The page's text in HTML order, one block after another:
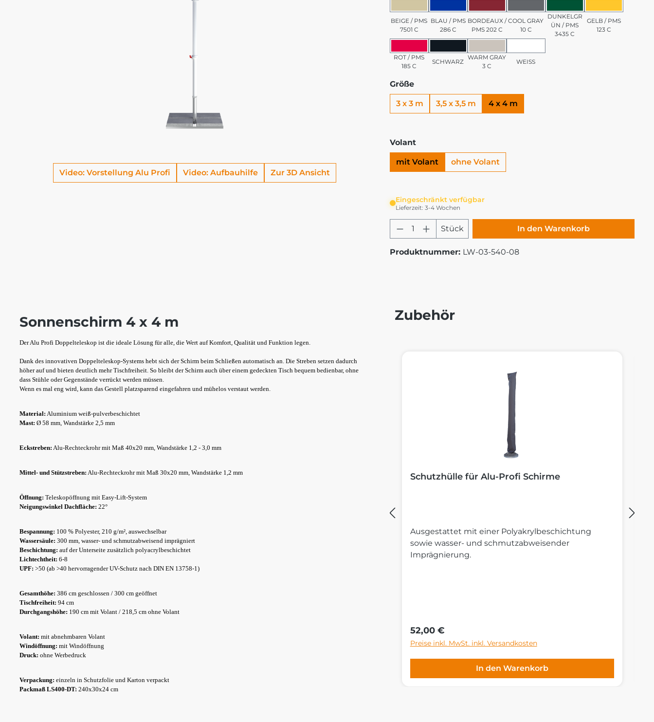
Video: Vorstellung Alu Profi Video: Aufbauhilfe Zur 3D Ansicht
BEIGE / PMS 7501 C
BEIGE / PMS
7501 C
BLAU / PMS 286 C
BLAU / PMS
286 C
BORDEAUX / PMS 202 C
BORDEAUX /
PMS 202 C
COOL GRAY 10 C
COOL GRAY
10 C
DUNKELGRÜN / PMS
DUNKELGR
ÜN / PMS
3435 C
GELB / PMS
GELB / PMS
123 C
ROT / PMS 185 C
ROT / PMS
185 C
SCHWARZ
SCHWARZ
WARM GRAY 3 C
WARM GRAY
3 C
WEISS
WEISS
Größe
3 x 3 m 3,5 x 3,5 m 4 x 4 m
Volant
mit Volant ohne Volant
Eingeschränkt verfügbar
Lieferzeit: 3-4 Wochen
Produkt Anzahl: Gib den gewünschten
Stück In den Warenkorb
Produktnummer: LW-03-540-08
Sonnenschirm 4 x 4 m
Der Alu Profi Doppelteleskop ist die ideale Lösung für alle, die Wert auf Komfort, Qualität und Funktion legen.
Dank des innovativen Doppelteleskop-Systems hebt sich der Schirm beim Schließen automatisch an. Die Streben setzen dadurch
höher auf und bieten deutlich mehr Tischfreiheit. So bleibt der Schirm auch über einem gedeckten Tisch bequem bedienbar, ohne
dass Stühle oder Gegenstände verrückt werden müssen.
Wenn es mal eng wird, kann das Gestell platzsparend eingefahren und mühelos verstaut werden.
Material: Aluminium weiß-pulverbeschichtet
Mast: Ø 58 mm, Wandstärke 2,5 mm
Eckstreben: Alu-Rechteckrohr mit Maß 40x20 mm, Wandstärke 1,2 - 3,0 mm
Mittel- und Stützstreben: Alu-Rechteckrohr mit Maß 30x20 mm, Wandstärke 1,2 mm
Öffnung: Teleskopöffnung mit Easy-Lift-System
Neigungswinkel Dachfläche: 22°
Bespannung: 100 % Polyester, 210 g/m², auswechselbar
Wassersäule: 300 mm, wasser- und schmutzabweisend imprägniert
Beschichtung: auf der Unterseite zusätzlich polyacrylbeschichtet
Lichtechtheit: 6-8
UPF: >50 (ab >40 hervorragender UV-Schutz nach DIN EN 13758-1)
Gesamthöhe: 386 cm geschlossen / 300 cm geöffnet
Tischfreiheit: 94 cm
Durchgangshöhe: 190 cm mit Volant / 218,5 cm ohne Volant
Volant: mit abnehmbaren Volant
Windöffnung: mit Windöffnung
Druck: ohne Werbedruck
Verpackung: einzeln in Schutzfolie und Karton verpackt
Packmaß LS400-DT: 240x30x24 cm
Zubehör
Schutzhülle für Alu-Profi Schirme
Ausgestattet mit einer Polyakrylbeschichtung
sowie wasser- und schmutzabweisender
Imprägnierung.
Regulärer Preis:
52,00 €
Preise inkl. MwSt. inkl. Versandkosten
In den Warenkorb